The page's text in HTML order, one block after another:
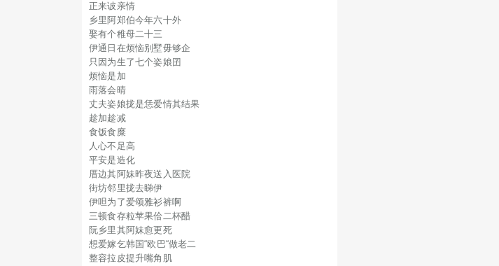
正来诐亲情
乡里阿郑伯今年六十外
娶有个稚母二十三
伊通日在烦恼别墅毋够企
只因为生了七个姿娘囝
烦恼是加
雨落会晴
丈夫姿娘拢是恁爱情其结果
趁加趁减
食饭食糜
人心不足高
平安是造化
厝边其阿妹昨夜送入医院
街坊邻里拢去睇伊
伊呾为了爱颂雅衫裤啊
三顿食存粒苹果佮二杯醋
阮乡里其阿妹愈更死
想爱嫁乞韩国“欧巴“做老二
整容拉皮提升嘴角肌